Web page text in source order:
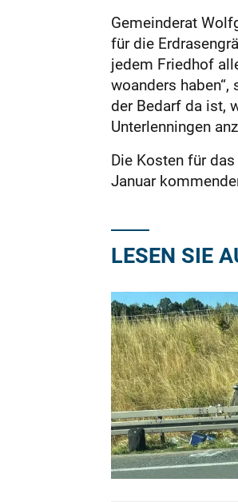
Gemeinderat
für die
jedem Friedhof
woanders
der Bedarf da ist,
Unterlenningen
Die Kosten für
Januar
LESEN SIE